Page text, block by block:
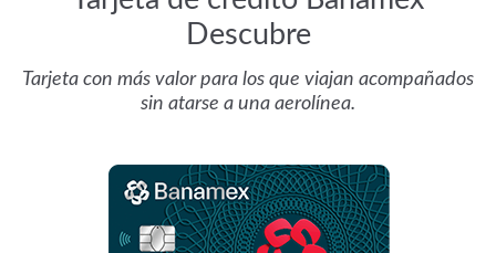
Descubre
Tarjeta con más valor para los que viajan acompañados
sin atarse a una aerolínea.